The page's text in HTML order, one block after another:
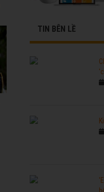
TIN BÊN LỀ